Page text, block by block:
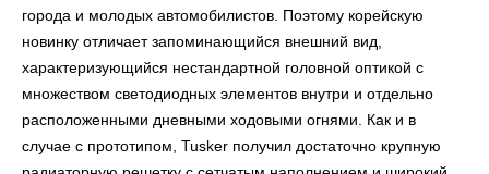
города и молодых автомобилистов. Поэтому корейскую
новинку отличает запоминающийся внешний вид,
характеризующийся нестандартной головной оптикой с
множеством светодиодных элементов внутри и отдельно
расположенными дневными ходовыми огнями. Как и в
случае с прототипом, Tusker получил достаточно крупную